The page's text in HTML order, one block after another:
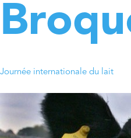
Journée internationale du lait